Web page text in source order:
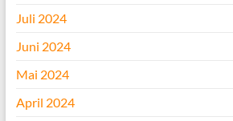
Juli 2024
Juni 2024
Mai 2024
April 2024